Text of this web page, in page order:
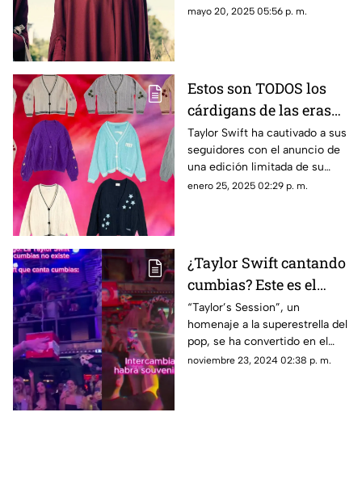
forma inesperada a una de las
mayo 20, 2025 05:56 p. m.
Estos son TODOS los
cárdigans de las eras
de Taylor Swift;
revelan nueva edición
"Lover"
Taylor Swift ha cautivado a sus
seguidores con el anuncio de
una edición limitada de su
icónico cárdigan ‘Lover’,
enero 25, 2025 02:29 p. m.
¿Taylor Swift cantando
cumbias? Este es el
lugar en México que
está enloqueciendo a
las 'swifties'
“Taylor’s Session”, un
homenaje a la superestrella del
pop, se ha convertido en el
epicentro para los fans de
noviembre 23, 2024 02:38 p. m.